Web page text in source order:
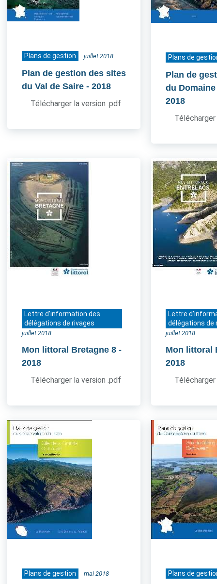
Plans de gestion juillet 2018
Plan de gestion des sites
du Val de Saire - 2018
Télécharger la version .pdf
Plans de
Plan de
du
2018
Lettre d'information des
délégations de rivages
juillet 2018
Mon littoral Bretagne 8 -
2018
Télécharger la version .pdf
Lettre
délégations de
juillet 2018
Mon littoral
2018
Plans de gestion mai 2018 Plans de